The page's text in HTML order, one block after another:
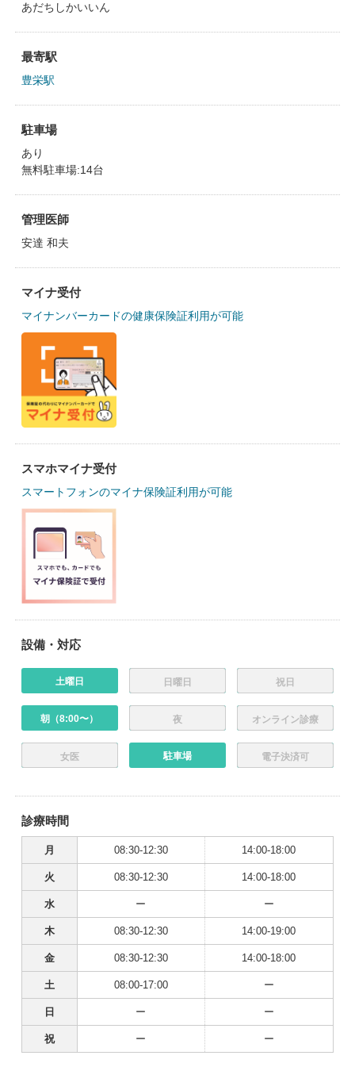
あだちしかいいん
最寄駅
豊栄駅
駐車場
あり
無料駐車場:14台
管理医師
安達 和夫
マイナ受付
マイナンバーカードの健康保険証利用が可能
スマホマイナ受付
スマートフォンのマイナ保険証利用が可能
設備・対応
土曜日 日曜日 祝日
朝（8:00〜） 夜 オンライン診療
女医 駐車場 電子決済可
診療時間
月 08:30-12:30 14:00-18:00
火 08:30-12:30 14:00-18:00
水 ー ー
木 08:30-12:30 14:00-19:00
金 08:30-12:30 14:00-18:00
土 08:00-17:00 ー
日 ー ー
祝 ー ー